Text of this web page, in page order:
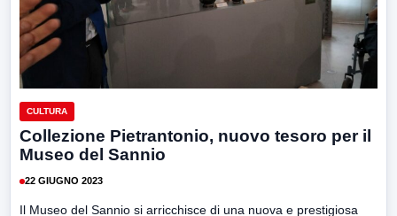
CULTURA
Collezione Pietrantonio, nuovo tesoro per il
Museo del Sannio
22 GIUGNO 2023
Il Museo del Sannio si arricchisce di una nuova e prestigiosa